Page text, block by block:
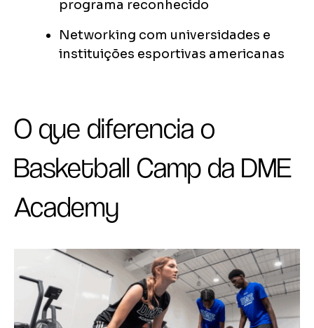
programa reconhecido
Networking com universidades e
instituições esportivas americanas
O que diferencia o
Basketball Camp da DME
Academy